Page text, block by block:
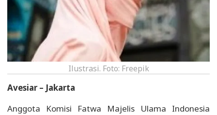
Ilustrasi. Foto: Freepik
Avesiar – Jakarta
Anggota Komisi Fatwa Majelis Ulama Indonesia